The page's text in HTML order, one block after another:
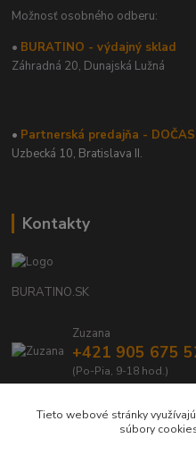
Možnosť osobného odberu:
• BURATINO - výdajný sklad
Záhradná 20, Dunajská Lužná
• Partnerská predajňa -
Uzbecká 10, Bratislava II.
Kontakty
BURATINO.SK
Zuzana
+421 905 675
(Po-Pia, 9-18 hod.)
Tieto webové stránky
súbory